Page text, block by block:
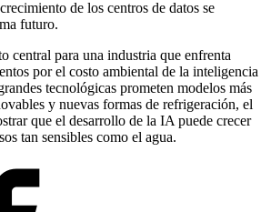
de los centros de datos se
futuro.
central para una industria que enfrenta
por el costo ambiental de la inteligencia
tecnológicas prometen modelos más
y nuevas formas de refrigeración, el
que el desarrollo de la IA puede crecer
tan sensibles como el agua.